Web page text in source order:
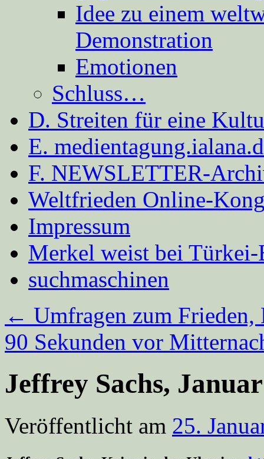
Idee zu einem
Demonstration
Emotionen
Schluss…
D. Streiten für eine
E.
F. NEWSLETTER-
Weltfrieden Online-
Impressum
Merkel weist bei
suchmaschinen
← Umfragen zum
90 Sekunden vor
Jeffrey Sachs,
Veröffentlicht am 25.